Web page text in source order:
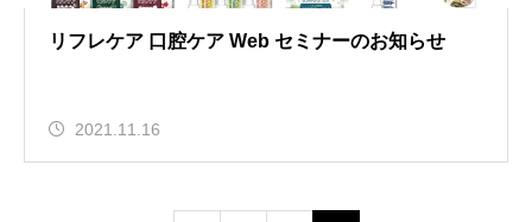
リフレケア 口腔ケア Web セミナーのお知らせ
2021.11.16